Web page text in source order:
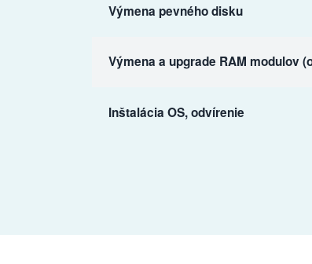
Výmena pevného disku
Výmena a upgrade RAM modulov
Inštalácia OS, odvírenie